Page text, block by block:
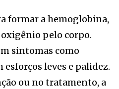
formar a hemoglobina,
pelo corpo.
sintomas como
esforços leves e palidez.
ou no tratamento, a